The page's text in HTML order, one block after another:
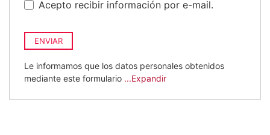
Acepto recibir información por e-mail.
ENVIAR
Le informamos que los datos personales obtenidos
mediante este formulario ...Expandir